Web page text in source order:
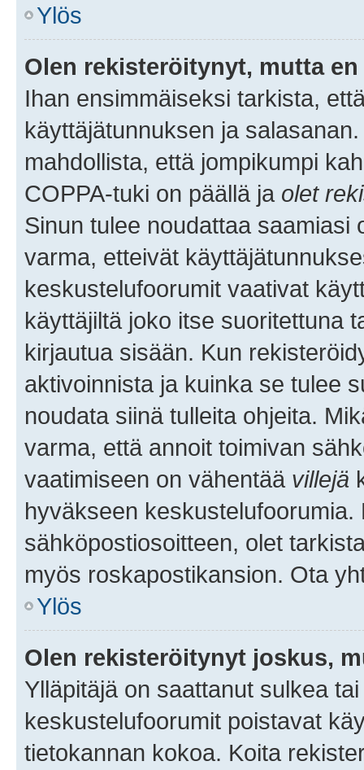
Ylös
Olen rekisteröitynyt, mutta
Ihan ensimmäiseksi tarkista,
käyttäjätunnuksen ja
mahdollista, että jompikumpi
COPPA-tuki on päällä ja olet
Sinun tulee noudattaa saamiasi
varma, etteivät
keskustelufoorumit vaativat
käyttäjiltä joko itse suoritettuna
kirjautua sisään. Kun
aktivoinnista ja kuinka se tulee
noudata siinä tulleita ohjeita.
varma, että annoit toimivan
vaatimiseen on vähentää villejä
hyväkseen
sähköpostiosoitteen, olet
myös roskapostikansion. Ota
Ylös
Olen rekisteröitynyt joskus,
Ylläpitäjä on saattanut sulkea
keskustelufoorumit poistavat
tietokannan kokoa. Koita